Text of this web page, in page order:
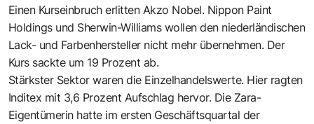
Einen Kurseinbruch erlitten Akzo Nobel. Nippon Paint
Holdings und Sherwin-Williams wollen den niederländischen
Lack- und Farbenhersteller nicht mehr übernehmen. Der
Kurs sackte um 19 Prozent ab.
Stärkster Sektor waren die Einzelhandelswerte. Hier ragten
Inditex mit 3,6 Prozent Aufschlag hervor. Die Zara-
Eigentümerin hatte im ersten Geschäftsquartal der